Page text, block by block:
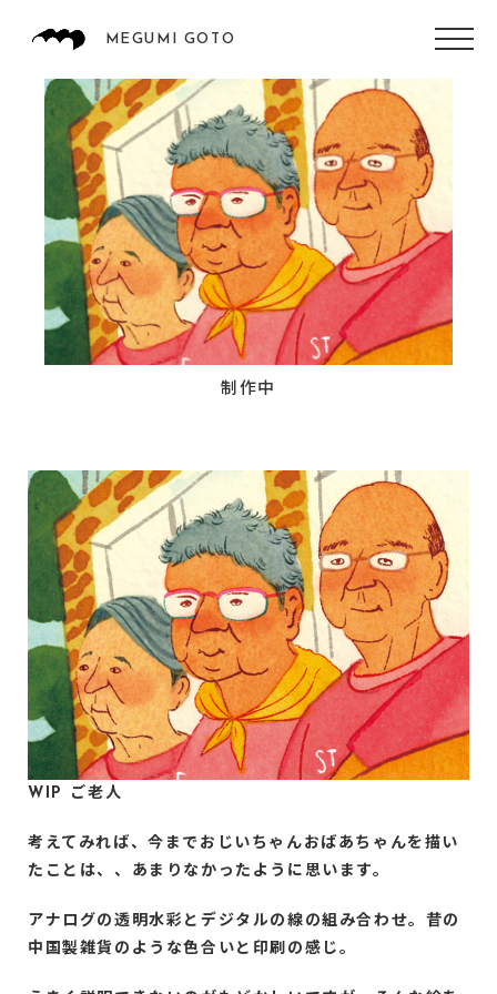
MEGUMI GOTO
制作中
WIP ご老人
考えてみれば、今までおじいちゃんおばあちゃんを描い
たことは、、あまりなかったように思います。
アナログの透明水彩とデジタルの線の組み合わせ。昔の
中国製雑貨のような色合いと印刷の感じ。